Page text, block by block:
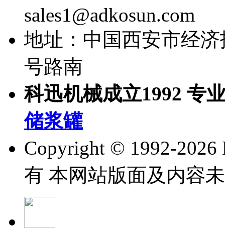
sales1@adkosun.com
地址：中国西安市经
号路南
科迅机械成立1992 专
储浆罐
Copyright © 1992-2026
有 本网站版面及内容